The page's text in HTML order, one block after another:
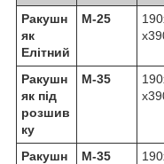
Ракушн
як
Елітний
М-25
Ракушн
як під
розшив
ку
М-35
Ракушн
М-35